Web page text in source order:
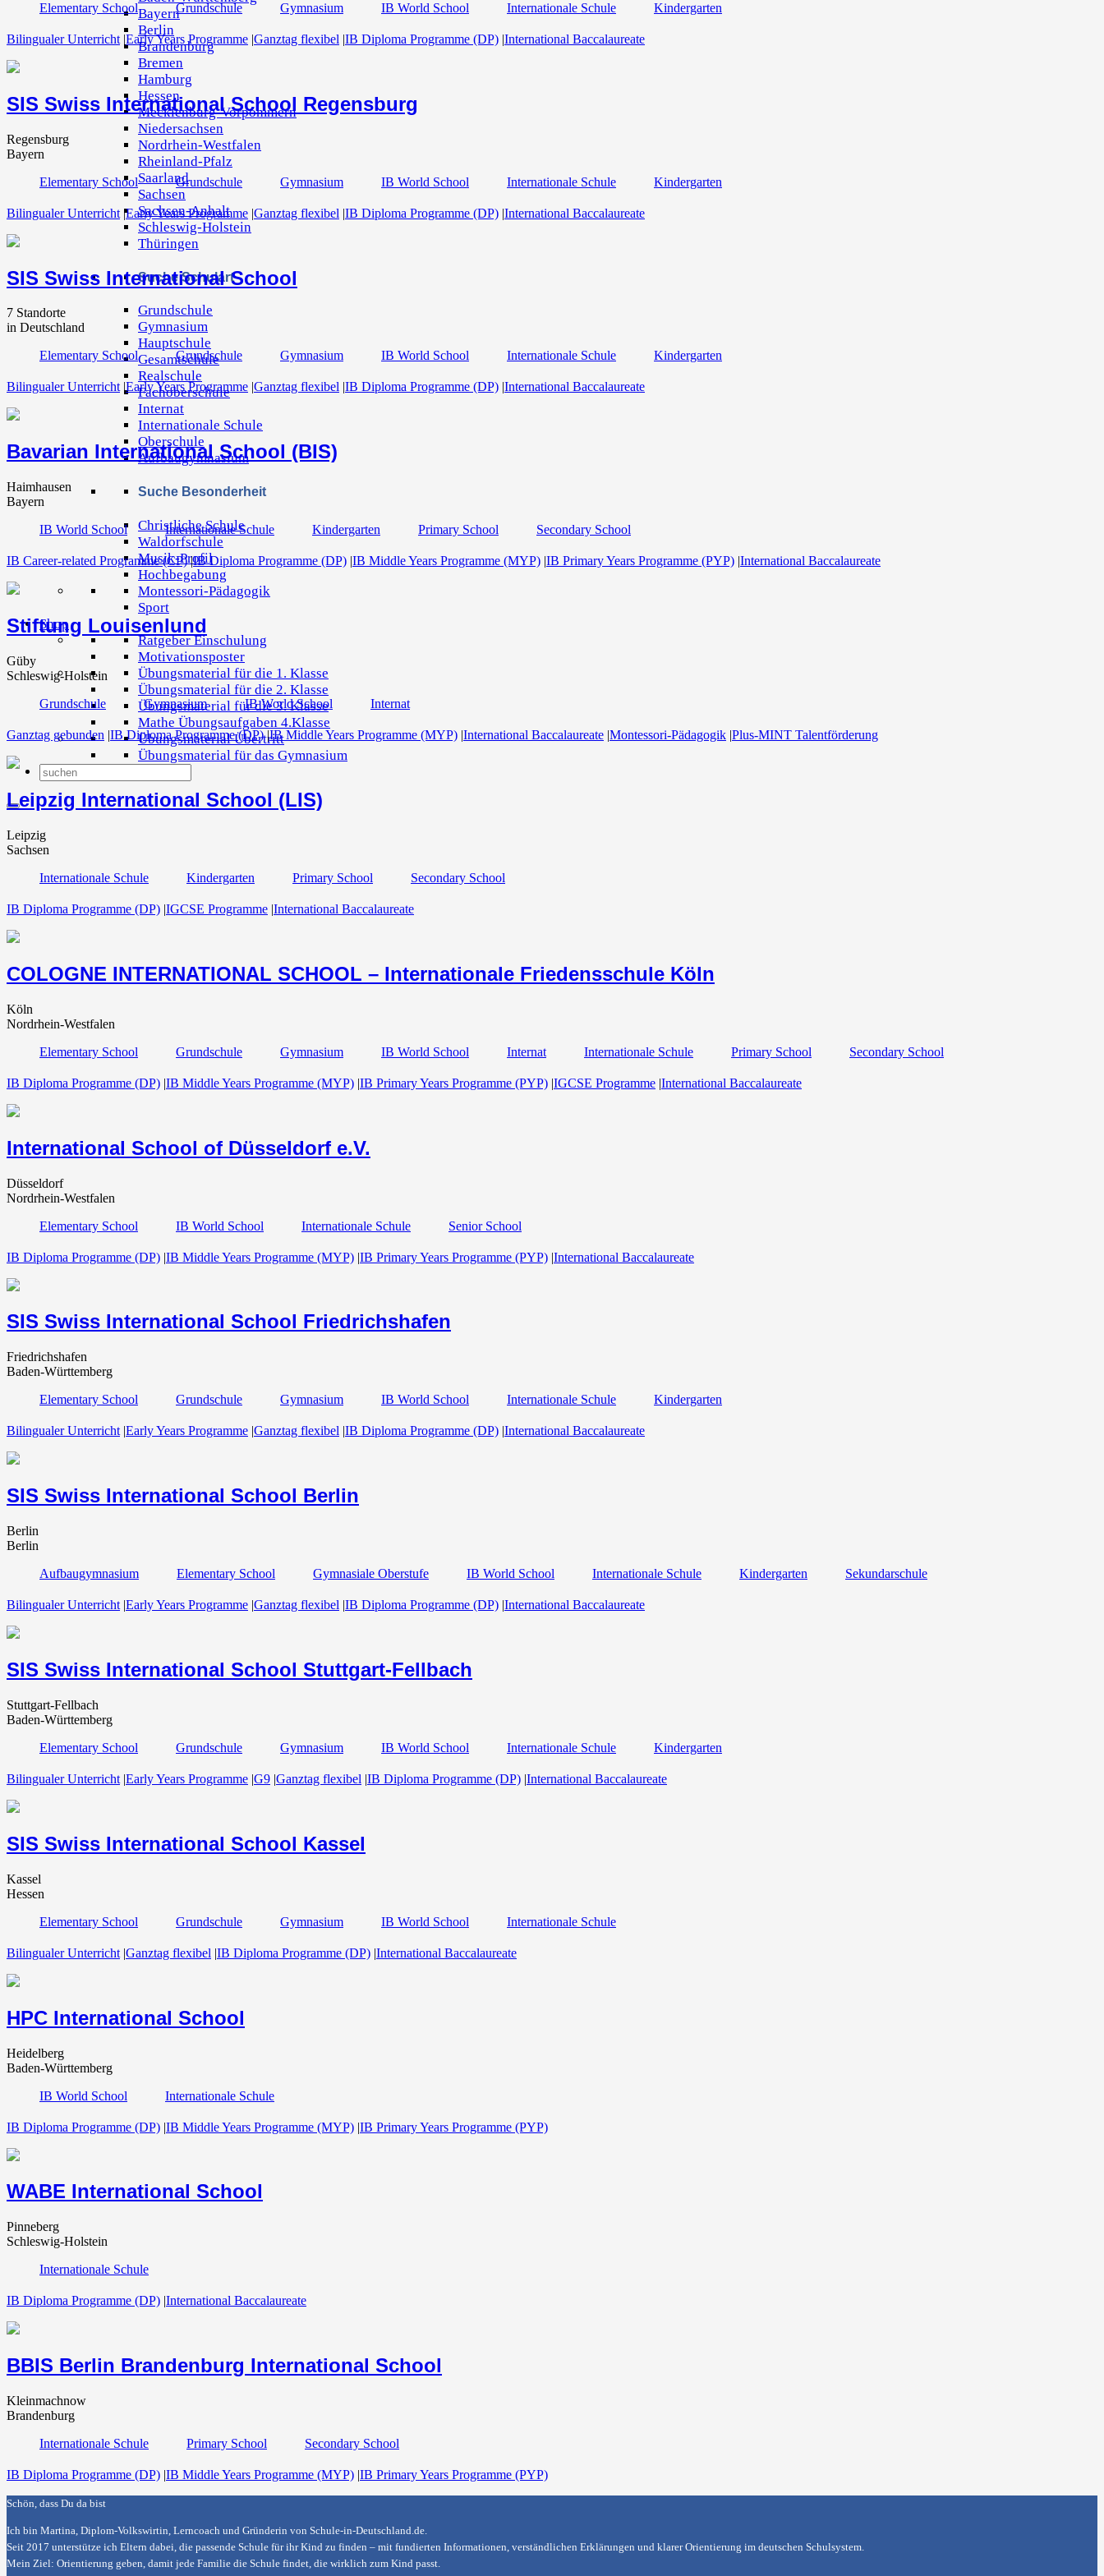
Bayern
Berlin
Brandenburg
Bremen
Hamburg
Hessen
Mecklenburg-Vorpommern
Niedersachsen
Nordrhein-Westfalen
Rheinland-Pfalz
Saarland
Sachsen
Sachsen-Anhalt
Schleswig-Holstein
Thüringen
Suche Schulart
Grundschule
Gymnasium
Hauptschule
Gesamtschule
Realschule
Fachoberschule
Internat
Internationale Schule
Oberschule
Aufbaugymnasium
Suche Besonderheit
Christliche Schule
Waldorfschule
Musik-Profil
Hochbegabung
Montessori-Pädagogik
Sport
Shop
Ratgeber Einschulung
Motivationsposter
Übungsmaterial für die 1. Klasse
Übungsmaterial für die 2. Klasse
Übungsmaterial für die 3. Klasse
Mathe Übungsaufgaben 4.Klasse
Übungsmaterial Übertritt
Übungsmaterial für das Gymnasium
Elementary School
Grundschule Gymnasium IB World School Internationale Schule Kindergarten
Bilingualer Unterricht |Early Years Programme |Ganztag flexibel |IB Diploma Programme (DP) |International Baccalaureate
SIS Swiss International School Regensburg
Regensburg
Bayern
Elementary School
Grundschule Gymnasium IB World School Internationale Schule Kindergarten
Bilingualer Unterricht |Early Years Programme |Ganztag flexibel |IB Diploma Programme (DP) |International Baccalaureate
SIS Swiss International School
7 Standorte
in Deutschland
Elementary School
Grundschule Gymnasium IB World School Internationale Schule Kindergarten
Bilingualer Unterricht|Early Years Programme |Ganztag flexibel |IB Diploma Programme (DP) |International Baccalaureate
Bavarian International School (BIS)
Haimhausen
Bayern
IB World School
Internationale Schule Kindergarten Primary School Secondary School
IB Career-related Programme (CP)|IB Diploma Programme (DP) |IB Middle Years Programme (MYP) |IB Primary Years Programme (PYP) |International Baccalaureate
Stiftung Louisenlund
Güby
Schleswig-Holstein
Grundschule
Gymnasium IB World School Internat
Ganztag gebunden |IB Diploma Programme (DP)|IB Middle Years Programme (MYP) |International Baccalaureate |Montessori-Pädagogik |Plus-MINT Talentförderung
Leipzig International School (LIS)
Leipzig
Sachsen
Internationale Schule
Kindergarten Primary School Secondary School
IB Diploma Programme (DP) |IGCSE Programme |International Baccalaureate
COLOGNE INTERNATIONAL SCHOOL – Internationale Friedensschule Köln
Köln
Nordrhein-Westfalen
Elementary School
Grundschule Gymnasium IB World School Internat Internationale Schule Primary School Secondary School
IB Diploma Programme (DP) |IB Middle Years Programme (MYP) |IB Primary Years Programme (PYP) |IGCSE Programme |International Baccalaureate
International School of Düsseldorf e.V.
Düsseldorf
Nordrhein-Westfalen
Elementary School
IB World School Internationale Schule Senior School
IB Diploma Programme (DP) |IB Middle Years Programme (MYP) |IB Primary Years Programme (PYP) |International Baccalaureate
SIS Swiss International School Friedrichshafen
Friedrichshafen
Baden-Württemberg
Elementary School
Grundschule Gymnasium IB World School Internationale Schule Kindergarten
Bilingualer Unterricht |Early Years Programme |Ganztag flexibel |IB Diploma Programme (DP) |International Baccalaureate
SIS Swiss International School Berlin
Berlin
Berlin
Aufbaugymnasium
Elementary School Gymnasiale Oberstufe IB World School Internationale Schule Kindergarten Sekundarschule
Bilingualer Unterricht |Early Years Programme |Ganztag flexibel |IB Diploma Programme (DP) |International Baccalaureate
SIS Swiss International School Stuttgart-Fellbach
Stuttgart-Fellbach
Baden-Württemberg
Elementary School
Grundschule Gymnasium IB World School Internationale Schule Kindergarten
Bilingualer Unterricht |Early Years Programme |G9 |Ganztag flexibel |IB Diploma Programme (DP) |International Baccalaureate
SIS Swiss International School Kassel
Kassel
Hessen
Elementary School
Grundschule Gymnasium IB World School Internationale Schule
Bilingualer Unterricht |Ganztag flexibel |IB Diploma Programme (DP) |International Baccalaureate
HPC International School
Heidelberg
Baden-Württemberg
IB World School
Internationale Schule
IB Diploma Programme (DP) |IB Middle Years Programme (MYP) |IB Primary Years Programme (PYP)
WABE International School
Pinneberg
Schleswig-Holstein
Internationale Schule
IB Diploma Programme (DP) |International Baccalaureate
BBIS Berlin Brandenburg International School
Kleinmachnow
Brandenburg
Internationale Schule
Primary School Secondary School
IB Diploma Programme (DP) |IB Middle Years Programme (MYP) |IB Primary Years Programme (PYP)
Schön, dass Du da bist
Ich bin Martina, Diplom-Volkswirtin, Lerncoach und Gründerin von Schule-in-Deutschland.de.
Seit 2017 unterstütze ich Eltern dabei, die passende Schule für ihr Kind zu finden – mit fundierten Informationen, verständlichen Erklärungen und klarer Orientierung im deutschen Schulsystem.
Mein Ziel: Orientierung geben, damit jede Familie die Schule findet, die wirklich zum Kind passt.